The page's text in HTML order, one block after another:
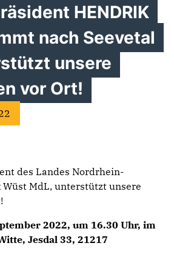
HENDRIK
nach Seevetal
unsere
vor Ort!
des Landes Nordrhein-
MdL, unterstützt unsere
2022, um 16.30 Uhr, im
Jesdal 33, 21217